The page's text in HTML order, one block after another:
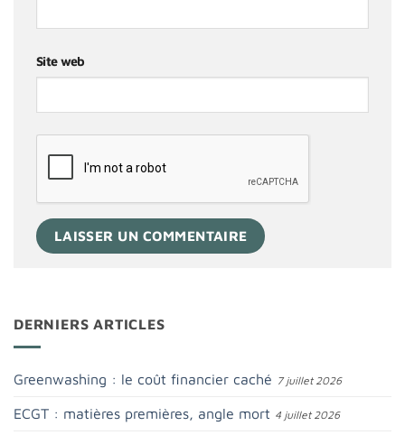
Site web
DERNIERS ARTICLES
Greenwashing : le coût financier caché 7 juillet 2026
ECGT : matières premières, angle mort 4 juillet 2026